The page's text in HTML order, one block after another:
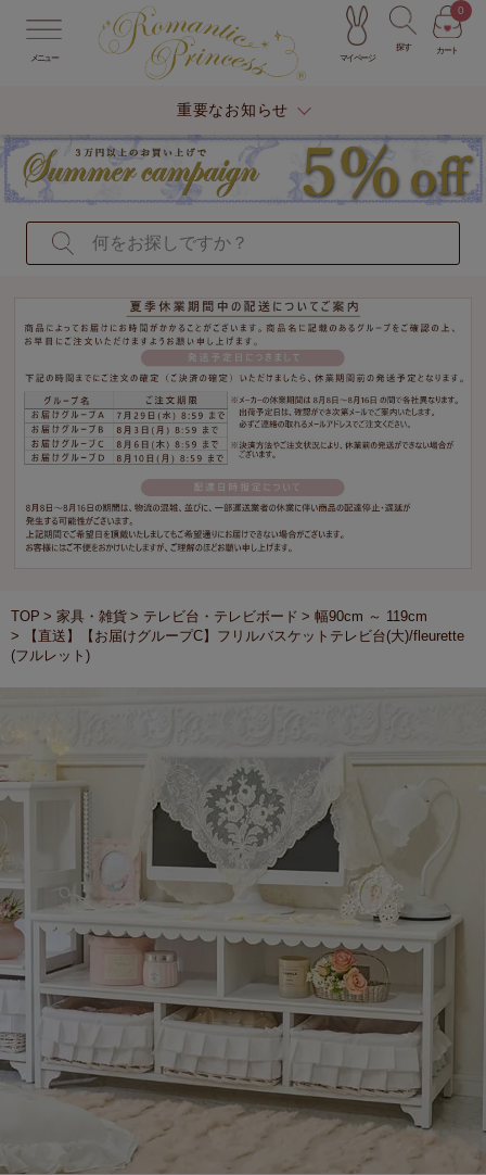
メニュー マイページ
探す カート
0
重要なお知らせ
TOP 家具・雑貨 テレビ台・テレビボード
幅90cm ～ 119cm
【直送】【お届けグループC】フリルバスケットテレビ台(大)/fleurette
(フルレット)